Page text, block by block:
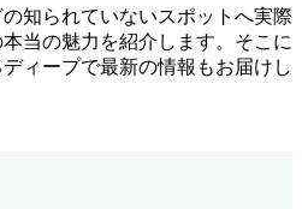
知られていないスポットへ実際
当の魅力を紹介します。そこに
ィープで最新の情報もお届けし